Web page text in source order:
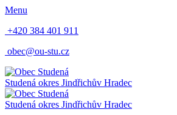
Menu
+420 384 401 911
obec@ou-stu.cz
Studená okres Jindřichův Hradec
Studená okres Jindřichův Hradec